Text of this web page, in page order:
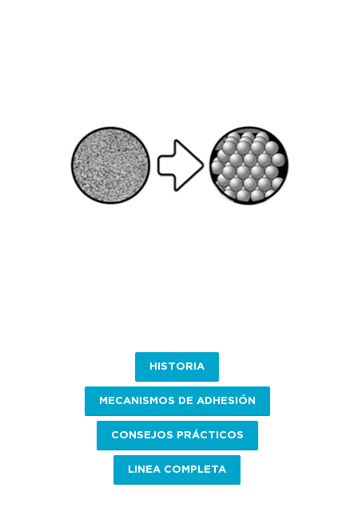
HISTORIA
MECANISMOS DE ADHESIÓN
CONSEJOS PRÁCTICOS
LINEA COMPLETA